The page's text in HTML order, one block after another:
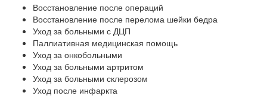
Восстановление после операций
Восстановление после перелома шейки бедра
Уход за больными с ДЦП
Паллиативная медицинская помощь
Уход за онкобольными
Уход за больными артритом
Уход за больными склерозом
Уход после инфаркта